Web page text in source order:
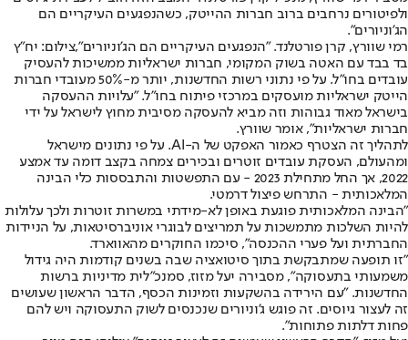
ולפיטורים נרחבים ברוב חברות ההייטק, כשהנפגעים העיקריים הם
הג'וניורים".
רמי שוורץ, קרן פורטלנד. "הנפגעים העיקריים הם הג'וניורים",צילום: יח"ץ
בד בבד עם האטה בשוק המקומי, חברות ישראליות ממשיכות להעסיק
עובדים בחו"ל. על פי נתוני רשות החדשנות, יותר מ-50% מעובדי חברות
הייטק ישראליות מועסקים במרכזי פיתוח בחו"ל. "עלויות ההעסקה
בישראל מאוד גבוהות וזה מביא להעסקה מסיבית מחוץ לישראל על ידי
חברות ישראליות", אומר שוורץ.
לתהליך זה הצטרף כאמור האפקט של ה-AI. על פי נתונים מישראל
ומהעולם, העסקת עובדים זוטרים ובכירים צמחה בקצב דומה עד אמצע
2022, אך החל מתחילת 2023 - עם התפשטות והתבססות כלי הבינה
המלאכותית - התרחש פיצול דרמטי.
"הבינה המלאכותית פוגעת באופן לא-מידתי במשרות זוטרות ולכך עלולות
להיות השלכות מתמשכות על תמריצים לבוגרי אוניברסיטאות, על הניידות
החברתית ועל פערי ההכנסה", סיכמו החוקרים מהאווארד.
"זו תופעה שמתבקשת בתוך סיטואציה שבה בשנים קודמות היה גידול
משמעותי בתעסוקה", מסבירה יעל מזוז, סמנכ"לית מדיניות ברשות
החדשנות. "עם הירידה בהשקעות וזמינות הכסף, הדבר הראשון שעושים
זה לעצור גיוסים. זה פוגש ג'וניורים שנכנסים לשוק התעסוקה ויש להם
פחות דלתות פתוחות".